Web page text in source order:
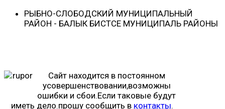
РЫБНО-CЛОБОДСКИЙ МУНИЦИПАЛЬНЫЙ
РАЙОН - БАЛЫК БИСТӘСЕ МУНИЦИПАЛЬ РАЙОНЫ
Сайт находится в постоянном
усовершенствовании,возможны
ошибки и сбои.Если таковые будут
иметь дело.прошу сообщить в контакты.